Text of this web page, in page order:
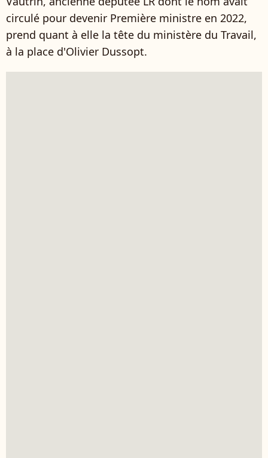
circulé pour devenir Première ministre en 2022,
prend quant à elle la tête du ministère du Travail,
à la place d'Olivier Dussopt.